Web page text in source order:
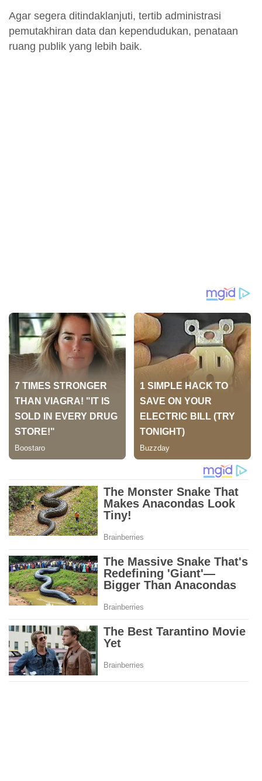
Agar segera ditindaklanjuti, tertib administrasi
pemutakhiran data dan kependudukan, penataan
ruang publik yang lebih baik.